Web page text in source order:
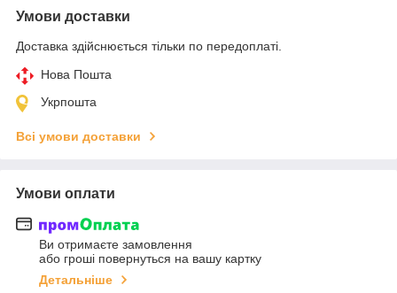
Умови доставки
Доставка здійснюється тільки по передоплаті.
Нова Пошта
Укрпошта
Всі умови доставки
Умови оплати
Ви отримаєте замовлення
або гроші повернуться на вашу картку
Детальніше